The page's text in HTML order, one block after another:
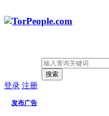
搜索
登录 注册
发布广告